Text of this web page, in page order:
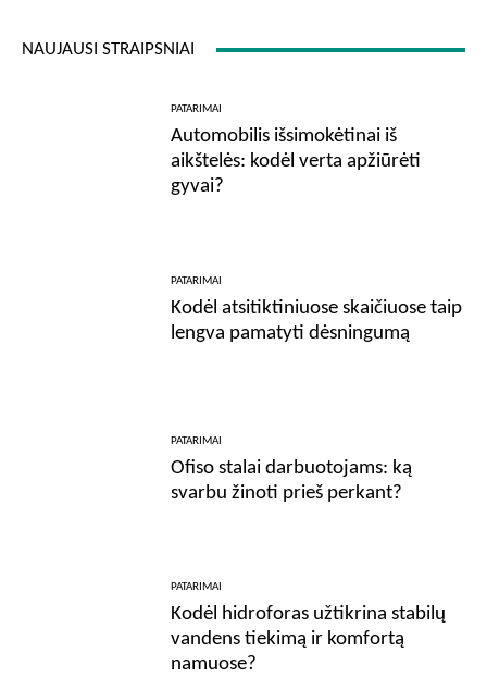
NAUJAUSI STRAIPSNIAI
PATARIMAI
Automobilis išsimokėtinai iš
aikštelės: kodėl verta apžiūrėti
gyvai?
PATARIMAI
Kodėl atsitiktiniuose skaičiuose taip
lengva pamatyti dėsningumą
PATARIMAI
Ofiso stalai darbuotojams: ką
svarbu žinoti prieš perkant?
PATARIMAI
Kodėl hidroforas užtikrina stabilų
vandens tiekimą ir komfortą
namuose?